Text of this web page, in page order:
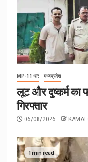
MP-11 धार मध्यप्रदेश
लूट और दुष्कर्म का
गिरफ्तार
06/08/2026
1 min read